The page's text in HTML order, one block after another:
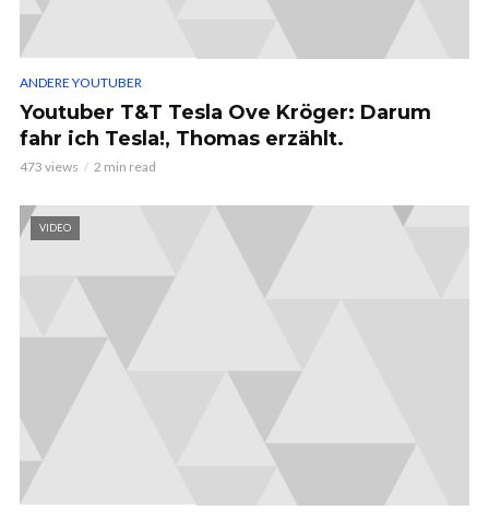
ANDERE YOUTUBER
Youtuber T&T Tesla Ove Kröger: Darum
fahr ich Tesla!, Thomas erzählt.
473 views 2 min read
VIDEO